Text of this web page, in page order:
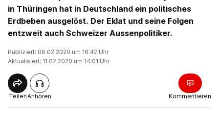
in Thüringen hat in Deutschland ein politisches
Erdbeben ausgelöst. Der Eklat und seine Folgen
entzweit auch Schweizer Aussenpolitiker.
Publiziert: 06.02.2020 um 16:42 Uhr
Aktualisiert: 11.02.2020 um 14:01 Uhr
TeilenAnhören Kommentieren